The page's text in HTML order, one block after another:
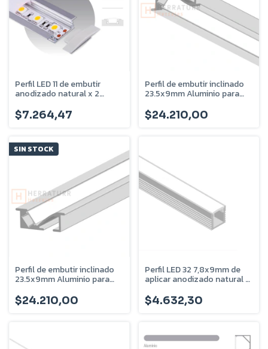
Perfil LED 11 de embutir
anodizado natural x 2
$7.264,47
Perfil de embutir inclinado
23.5x9mm Aluminio para
$24.210,00
SIN STOCK
Perfil de embutir inclinado
23.5x9mm Aluminio para
$24.210,00
Perfil LED 32 7,8x9mm de
aplicar anodizado natural x
$4.632,30